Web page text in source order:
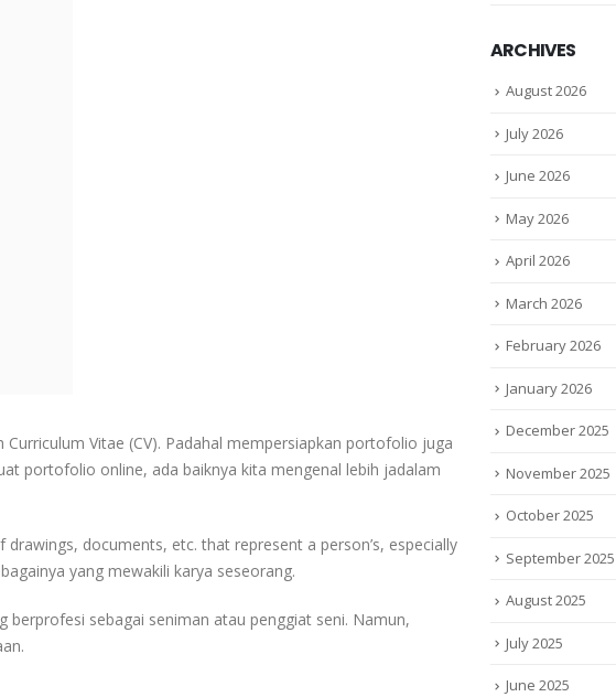
Vitae (CV). Padahal mempersiapkan portofolio juga
portofolio online, ada baiknya kita mengenal lebih jadalam
documents, etc. that represent a person’s, especially
yang mewakili karya seseorang.
sebagai seniman atau penggiat seni. Namun,
ARCHIVES
August 2026
July 2026
June 2026
May 2026
April 2026
March 2026
February 2026
January 2026
December 2025
November 2025
October 2025
September 2025
August 2025
July 2025
June 2025